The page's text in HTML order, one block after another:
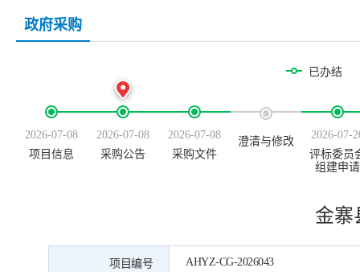
政府采购
已办结
2026-07-08
项目信息
2026-07-08
采购公告
2026-07-08
采购文件
澄清与修改
2026-07-
评标委员
组建申请
金寨
项目编号 AHYZ-CG-2026043